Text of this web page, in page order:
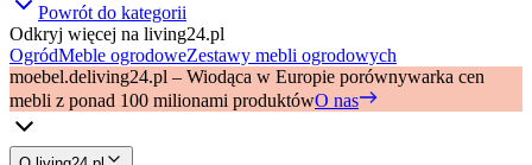
Powrót do kategorii
Odkryj więcej na living24.pl
OgródMeble ogrodoweZestawy mebli ogrodowych
moebel.deliving24.pl – Wiodąca w Europie porównywarka cen
mebli z ponad 100 milionami produktówO nas